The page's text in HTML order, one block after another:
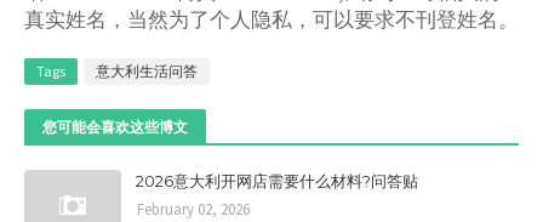
真实姓名，当然为了个人隐私，可以要求不刊登姓名。
Tags 意大利生活问答
您可能会喜欢这些博文
2026意大利开网店需要什么材料?问答贴
February 02, 2026